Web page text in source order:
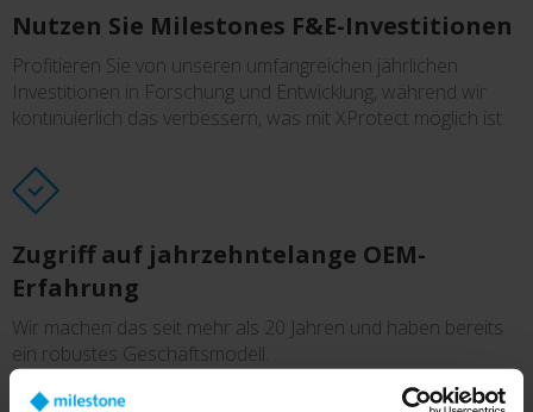
Nutzen Sie Milestones F&E-Investitionen
Profitieren Sie von unseren umfangreichen jährlichen
Investitionen in Forschung und Entwicklung, während wir
kontinuierlich das verbessern, was mit XProtect möglich ist.
Zugriff auf jahrzehntelange OEM-
Erfahrung
Wir machen das seit mehr als 20 Jahren und haben bereits
ein robustes Geschäftsmodell.